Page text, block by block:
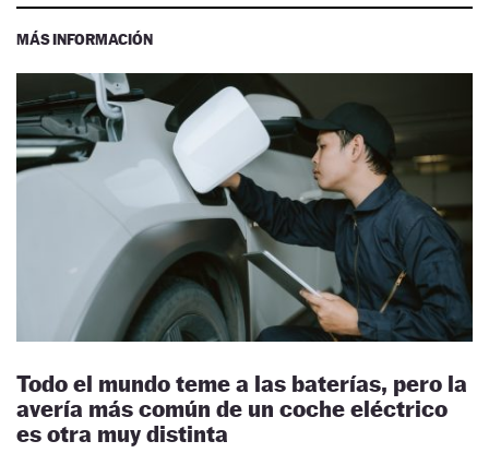
MÁS INFORMACIÓN
Todo el mundo teme a las baterías, pero la
avería más común de un coche eléctrico
es otra muy distinta